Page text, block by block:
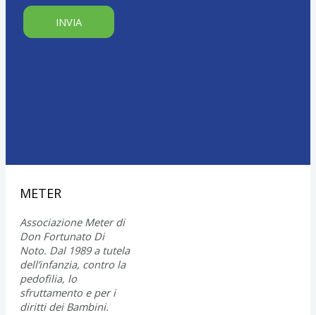
INVIA
METER
Associazione Meter di
Don Fortunato Di
Noto. Dal 1989 a tutela
dell’infanzia, contro la
pedofilia, lo
sfruttamento e per i
diritti dei Bambini.